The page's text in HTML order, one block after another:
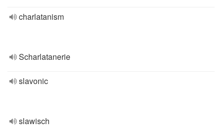
charlatanism
Scharlatanerie
slavonic
slawisch